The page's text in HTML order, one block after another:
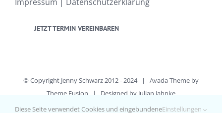
JETZT TERMIN VEREINBAREN
© Copyright Jenny Schwarz 2012 - 2024 | Avada Theme by
Theme Fusion | Designed by Julian Jahnke
All Rights Reserved
Diese Seite verwendet Cookies und eingebundeneEinstellungen